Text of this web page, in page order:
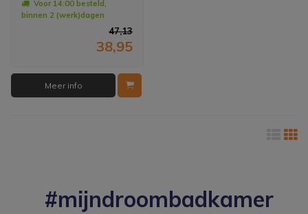
Voor 14:00 besteld,
binnen 2 (werk)dagen
47,13
38,95
Meer info
#mijndroombadkamer